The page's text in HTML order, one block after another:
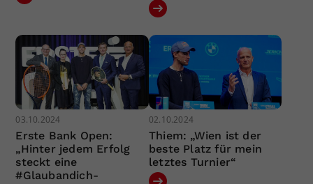
03.10.2024
Erste Bank Open:
„Hinter jedem Erfolg
steckt eine
#Glaubandich-
02.10.2024
Thiem: „Wien ist der
beste Platz für mein
letztes Turnier“